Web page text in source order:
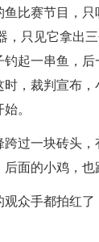
比赛节目，
，只见它拿出
起一串鱼，
，裁判宣布
。
过一块砖头
面的小鸡，也
众手都拍红了